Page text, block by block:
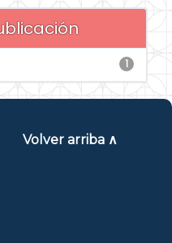
1
Volver arriba ∧